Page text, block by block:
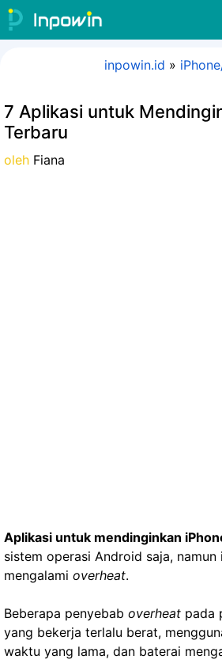
Langsung
ke
inpowin.id »
7 Aplikasi untuk
Terbaru
oleh Fiana
Aplikasi untuk mendinginkan
sistem operasi Android saja,
mengalami overheat.
Beberapa penyebab overheat pada
yang bekerja terlalu berat,
waktu yang lama, dan baterai